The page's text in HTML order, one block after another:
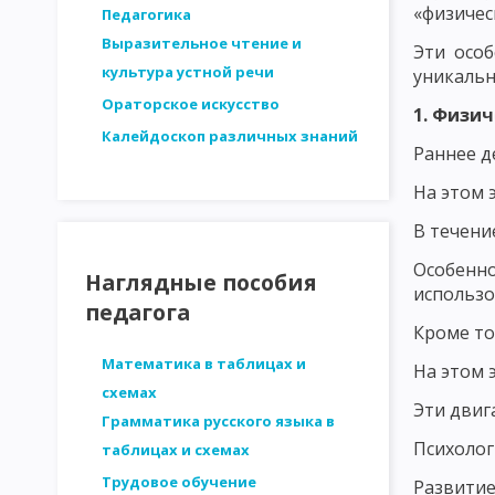
СТРУКТУРА ЛИЧНОСТИ - ПЛАТОНОВ. ОСНОВНЫЕ
ДВИЖУЩИЕ СИЛЫ РАЗВИТИЯ ЛИЧНОСТИ. ВОЗРАСТНАЯ
МЕТОДИКА ИССЛЕДОВАНИЯ ПЕДАГОГИЧЕСКИХ ПРОБЛЕМ
СТРУКТУРА ИССЛЕДОВАНИЯ В ПЕДАГОГИКЕ. ЭТАПЫ
АНАЛИЗ
ВЫДЕЛЕНИЕ И ОПРЕДЕЛЕНИЕ ПЕРЕМЕННЫХ ПРИ
ФОРМУЛИРОВКА ГИПОТЕЗ ПЕДАГОГИЧЕСКИХ ИССЛЕДОВАНИЙ
МЕТОДЫ ПЕДАГОГИЧЕСКОГО ИССЛЕДОВАНИЯ: НАБЛЮДЕНИЕ
МЕТОДЫ ПЕДАГОГИЧЕСКОГО ИССЛЕДОВАНИЯ: МЕТОД
МЕТОДЫ ПЕДАГОГИЧЕСКОГО ИССЛЕДОВАНИЯ: АНКЕТНЫЙ
МЕТОДЫ ПЕДАГОГИЧЕСКОГО ИССЛЕДОВАНИЯ: ТЕСТИРОВАНИЕ
Педагогика
Выразительное чтение и
культура устной речи
Ораторское искусство
Калейдоскоп различных знаний
Наглядные пособия
педагога
Математика в таблицах и
схемах
Грамматика русского языка в
таблицах и схемах
Трудовое обучение
Эти
1.
Раннее
На этом
В
Кроме
На этом
Эти